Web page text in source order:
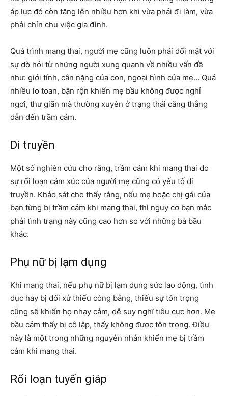
áp lực đó còn tăng lên nhiều hơn khi vừa phải đi làm, vừa
phải chỉn chu việc gia đình.
Quá trình mang thai, người mẹ cũng luôn phải đối mặt với
sự dò hỏi từ những người xung quanh về nhiều vấn đề
như: giới tính, cân nặng của con, ngoại hình của mẹ… Quá
nhiều lo toan, bận rộn khiến mẹ bầu không được nghỉ
ngơi, thư giãn mà thường xuyên ở trạng thái căng thẳng
dẫn đến trầm cảm.
Di truyền
Một số nghiên cứu cho rằng, trầm cảm khi mang thai do
sự rối loạn cảm xúc của người mẹ cũng có yếu tố di
truyền. Khảo sát cho thấy rằng, nếu mẹ hoặc chị gái của
bạn từng bị trầm cảm khi mang thai, thì nguy cơ bạn mắc
phải tình trạng này cũng cao hơn so với những bà bầu
khác.
Phụ nữ bị lạm dụng
Khi mang thai, nếu phụ nữ bị lạm dụng sức lao động, tình
dục hay bị đối xử thiếu công bằng, thiếu sự tôn trọng
cũng sẽ khiến họ nhạy cảm, dễ suy nghĩ tiêu cực hơn. Mẹ
bầu cảm thấy bị cô lập, thấy không được tôn trọng. Điều
này là một trong những nguyên nhân khiến mẹ bị trầm
cảm khi mang thai.
Rối loạn tuyến giáp